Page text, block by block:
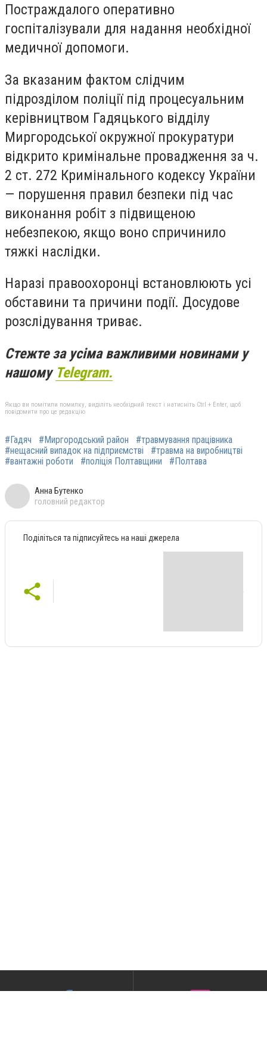
Постраждалого оперативно
госпіталізували для надання необхідної
медичної допомоги.
За вказаним фактом слідчим
підрозділом поліції під процесуальним
керівництвом Гадяцького відділу
Миргородської окружної прокуратури
відкрито кримінальне провадження за ч.
2 ст. 272 Кримінального кодексу України
— порушення правил безпеки під час
виконання робіт з підвищеною
небезпекою, якщо воно спричинило
тяжкі наслідки.
Наразі правоохоронці встановлюють усі
обставини та причини події. Досудове
розслідування триває.
Стежте за усіма важливими новинами у
нашому Telegram.
Якщо ви помітили помилку, виділіть необхідний текст і натисніть Ctrl + Enter, щоб
повідомити про це редакцію
#Гадяч #Миргородський район
#травмування працівника
#нещасний випадок на підприємстві
#травма на виробництві
#вантажні роботи
#поліція Полтавщини #Полтава
Анна Бутенко
головний редактор
Поділіться та підписуйтесь на наші джерела